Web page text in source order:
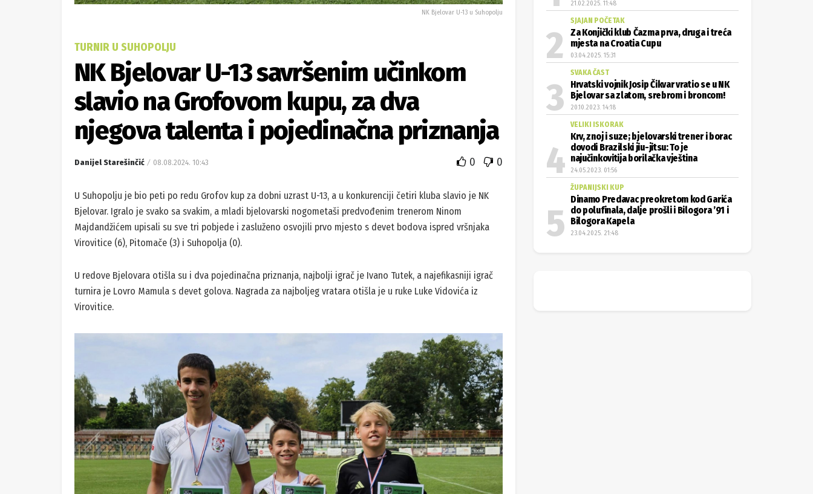
NK Bjelovar U-13 u Suhopolju
TURNIR U SUHOPOLJU
NK Bjelovar U-13 savršenim učinkom
slavio na Grofovom kupu, za dva
njegova talenta i pojedinačna priznanja
Danijel Starešinčić 08.08.2024. 10:43 0 0
U Suhopolju je bio peti po redu Grofov kup za dobni uzrast U-13, a u konkurenciji četiri kluba slavio je NK
Bjelovar. Igralo je svako sa svakim, a mladi bjelovarski nogometaši predvođenim trenerom Ninom
Majdandžićem upisali su sve tri pobjede i zasluženo osvojili prvo mjesto s devet bodova ispred vršnjaka
Virovitice (6), Pitomače (3) i Suhopolja (0).
U redove Bjelovara otišla su i dva pojedinačna priznanja, najbolji igrač je Ivano Tutek, a najefikasniji igrač
turnira je Lovro Mamula s devet golova. Nagrada za najboljeg vratara otišla je u ruke Luke Vidovića iz
Virovitice.
21.02.2025. 11:48
SJAJAN POČETAK
Za Konjički klub Čazma prva, druga i treća
mjesta na Croatia Cupu
03.04.2025. 15:31
SVAKA ČAST
Hrvatski vojnik Josip Čikvar vratio se u NK
Bjelovar sa zlatom, srebrom i broncom!
20.10.2023. 14:18
VELIKI ISKORAK
Krv, znoj i suze; bjelovarski trener i borac
dovodi Brazilski jiu-jitsu: To je
najučinkovitija borilačka vještina
24.05.2023. 01:56
ŽUPANIJSKI KUP
Dinamo Predavac preokretom kod Garića
do polufinala, dalje prošli i Bilogora ’91 i
Bilogora Kapela
23.04.2025. 21:48